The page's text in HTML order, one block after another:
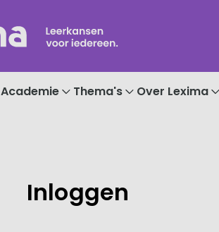
Academie Thema's Over Lexima
Inloggen